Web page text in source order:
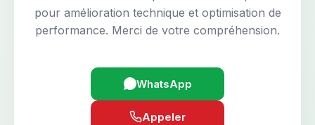
pour amélioration technique et optimisation de
performance. Merci de votre compréhension.
WhatsApp
Appeler